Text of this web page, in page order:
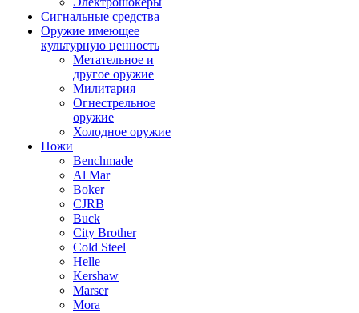
Сигнальные средства
Оружие имеющее
культурную ценность
Метательное и
другое оружие
Милитария
Огнестрельное
оружие
Холодное оружие
Ножи
Benchmade
Al Mar
Boker
CJRB
Buck
City Brother
Cold Steel
Helle
Kershaw
Marser
Mora